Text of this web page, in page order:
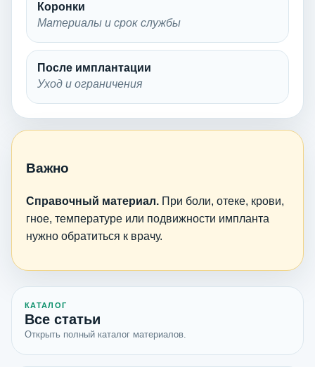
Коронки
Материалы и срок службы
После имплантации
Уход и ограничения
Важно
Справочный материал. При боли, отеке, крови,
гное, температуре или подвижности импланта
нужно обратиться к врачу.
КАТАЛОГ
Все статьи
Открыть полный каталог материалов.